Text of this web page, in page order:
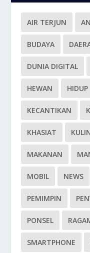
AIR TERJUN
BUDAYA
DUNIA DIGITAL
HEWAN HIDUP
KECANTIKAN
KHASIAT
MAKANAN
MOBIL NEWS
PEMIMPIN
PONSEL
SMARTPHONE